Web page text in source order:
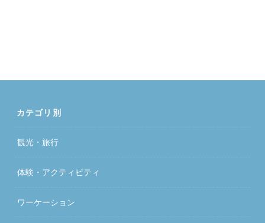
カテゴリ別
観光・旅行
体験・アクティビティ
ワーケーション